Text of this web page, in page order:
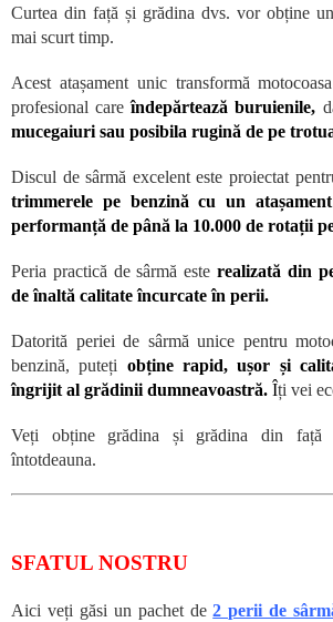
Curtea din față și grădina dvs. vor obține
mai scurt timp.
Acest atașament unic transformă
profesional care îndepărtează buruienile,
mucegaiuri sau posibila rugină de pe
Discul de sârmă excelent este proiectat
trimmerele pe benzină cu un
performanță de până la 10.000 de rotații
Peria practică de sârmă este realizată din
de înaltă calitate încurcate în perii.
Datorită periei de sârmă unice pentru
benzină, puteți obține rapid, ușor și
îngrijit al grădinii dumneavoastră. Îți vei
Veți obține grădina și grădina din
întotdeauna.
SFATUL NOSTRU
Aici veți găsi un pachet de2 perii de